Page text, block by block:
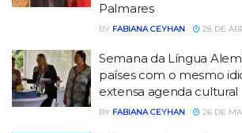
Palmares
BY FABIANA CEYHAN 28 DE
Semana da Língua
países com o mesmo
extensa agenda cultural
BY FABIANA CEYHAN 26 DE